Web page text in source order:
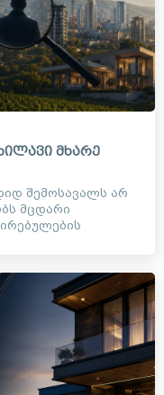
მხარე
შემოსავალს არ
მცდარი